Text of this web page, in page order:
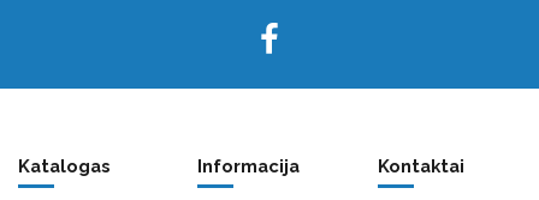
Katalogas Informacija Kontaktai